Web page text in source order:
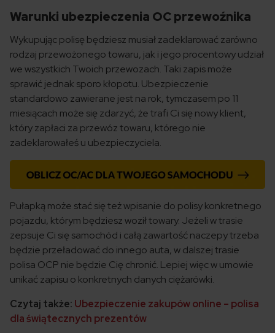
Warunki ubezpieczenia OC przewoźnika
Wykupując polisę będziesz musiał zadeklarować zarówno
rodzaj przewożonego towaru, jak i jego procentowy udział
we wszystkich Twoich przewozach. Taki zapis może
sprawić jednak sporo kłopotu. Ubezpieczenie
standardowo zawierane jest na rok, tymczasem po 11
miesiącach może się zdarzyć, że trafi Ci się nowy klient,
który zapłaci za przewóz towaru, którego nie
zadeklarowałeś u ubezpieczyciela.
Pułapką może stać się też wpisanie do polisy konkretnego
pojazdu, którym będziesz woził towary. Jeżeli w trasie
zepsuje Ci się samochód i całą zawartość naczepy trzeba
będzie przeładować do innego auta, w dalszej trasie
polisa OCP nie będzie Cię chronić. Lepiej więc w umowie
unikać zapisu o konkretnych danych ciężarówki.
Czytaj także: Ubezpieczenie zakupów online – polisa
dla świątecznych prezentów